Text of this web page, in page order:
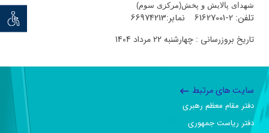
توان
شهدای پالایش و پخش(مرکزی سوم)
تلفن: 2-61627001 نمابر:66974213
تاریخ بروزرسانی : چهارشنبه 22 مرداد 1404
سایت های مرتبط
دفتر مقام معظم رهبری
دفتر ریاست جمهوری